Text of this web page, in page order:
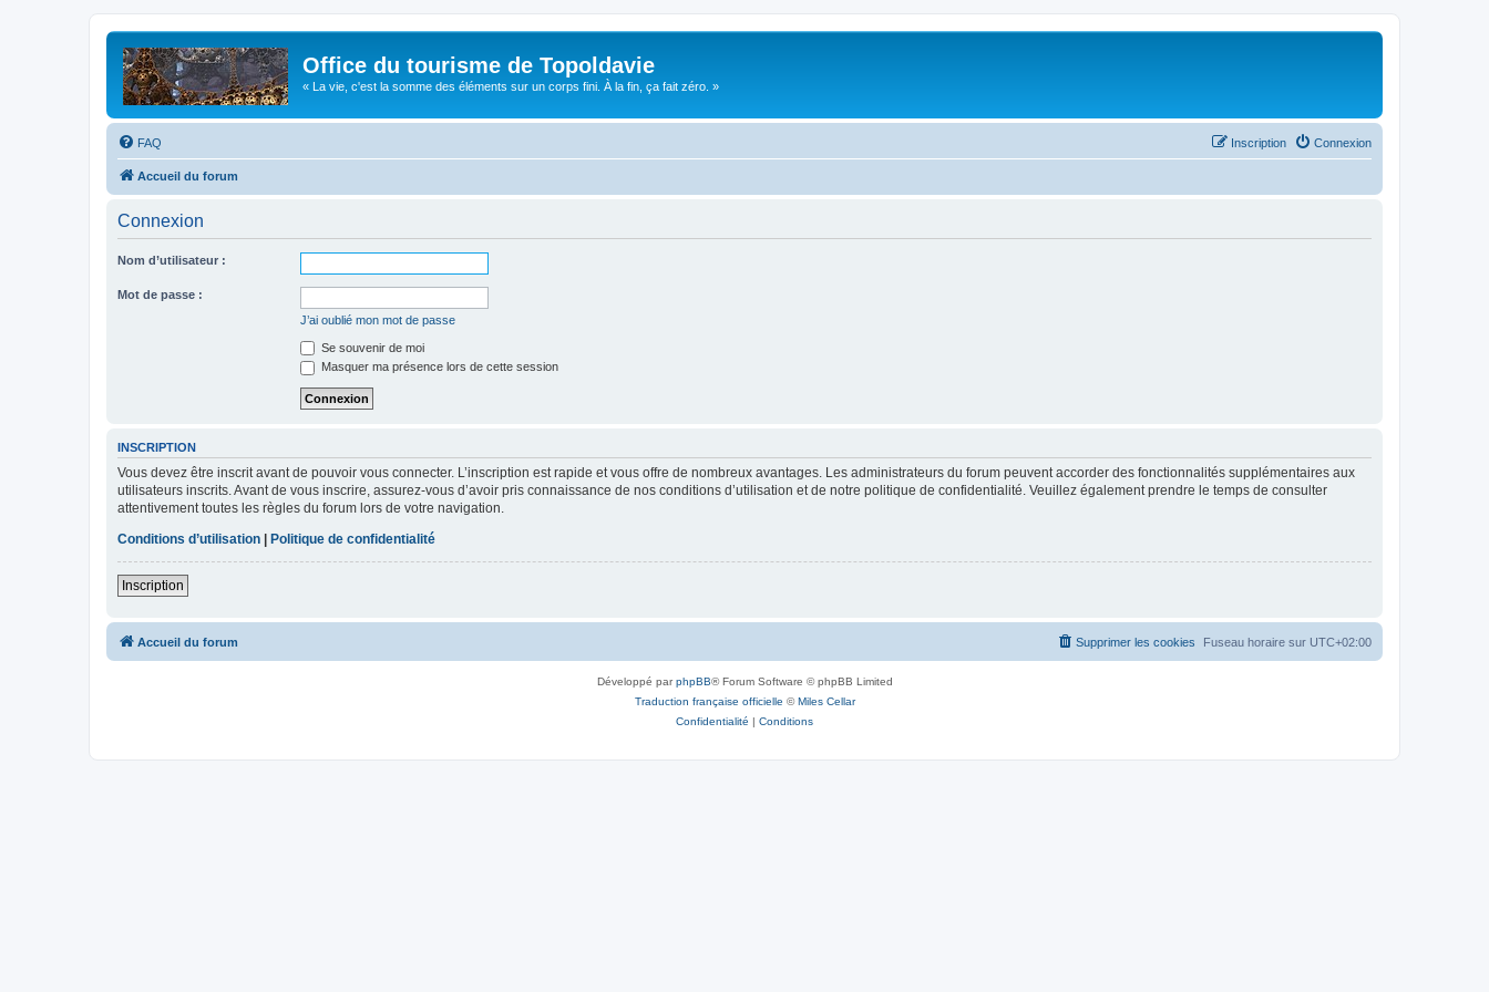
Office du tourisme de Topoldavie
« La vie, c'est la somme des éléments sur un corps fini. À la fin, ça fait zéro. »
FAQ Connexion
Inscription
Accueil du forum
Connexion
Nom d’utilisateur :
Mot de passe :
J’ai oublié mon mot de passe
Se souvenir de moi
Masquer ma présence lors de cette session
INSCRIPTION
Vous devez être inscrit avant de pouvoir vous connecter. L’inscription est rapide et vous offre de nombreux avantages. Les administrateurs du forum peuvent accorder des fonctionnalités supplémentaires aux
utilisateurs inscrits. Avant de vous inscrire, assurez-vous d’avoir pris connaissance de nos conditions d’utilisation et de notre politique de confidentialité. Veuillez également prendre le temps de consulter
attentivement toutes les règles du forum lors de votre navigation.
Conditions d’utilisation
Politique de confidentialité
Inscription
Accueil du forum Fuseau horaire sur UTC+02:00
Supprimer les cookies
Développé parphpBB® Forum Software © phpBB Limited
Traduction française officielle ©Miles Cellar
Confidentialité | Conditions